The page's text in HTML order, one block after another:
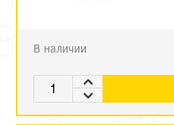
В наличии